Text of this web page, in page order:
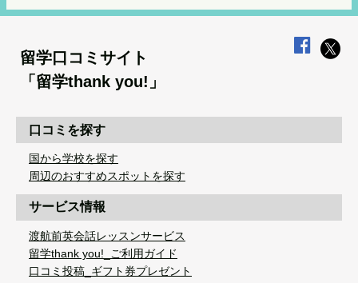
留学口コミサイト
「留学thank you!」
口コミを探す
国から学校を探す
周辺のおすすめスポットを探す
サービス情報
渡航前英会話レッスンサービス
留学thank you!_ご利用ガイド
口コミ投稿_ギフト券プレゼント